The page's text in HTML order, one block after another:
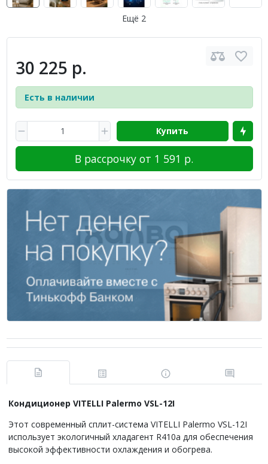
Ещё 2
30 225 р.
Есть в наличии
Купить
В рассрочку от 1 591 р.
Кондиционер VITELLI Palermo VSL-12I
Этот современный сплит-система VITELLI Palermo VSL-12I
использует экологичный хладагент R410a для обеспечения
высокой эффективности охлаждения и обогрева.